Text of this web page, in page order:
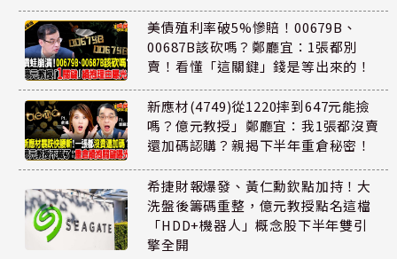
美債殖利率破5%慘賠！00679B、
00687B該砍嗎？鄭廳宜：1張都別
賣！看懂「這關鍵」錢是等出來的！
新應材(4749)從1220摔到647元能撿
嗎？億元教授」鄭廳宜：我1張都沒賣
還加碼認購？親揭下半年重倉秘密！
希捷財報爆發、黃仁勳欽點加持！大
洗盤後籌碼重整，億元教授點名這檔
「HDD+機器人」概念股下半年雙引
擎全開